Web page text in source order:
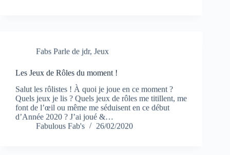
Fabs Parle de jdr, Jeux
Les Jeux de Rôles du moment !
Salut les rôlistes ! À quoi je joue en ce moment ?
Quels jeux je lis ? Quels jeux de rôles me titillent, me
font de l’œil ou même me séduisent en ce début
d’Année 2020 ? J’ai joué &…
Fabulous Fab's
26/02/2020